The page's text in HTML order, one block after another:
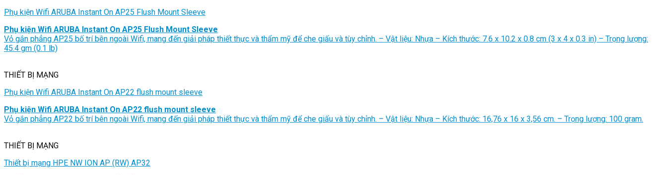
Phụ kiện Wifi ARUBA Instant On AP25 Flush Mount Sleeve
Phụ kiện Wifi ARUBA Instant On AP25 Flush Mount Sleeve
Vỏ gắn phẳng AP25 bố trí bên ngoài Wifi, mang đến giải pháp thiết thực và thẩm mỹ để che giấu và tùy chỉnh. – Vật liệu: Nhựa – Kích thước: 7.6 x 10.2 x 0.8 cm (3 x 4 x 0.3 in) – Trọng lượng:
45.4 gm (0.1 lb)
THIẾT BỊ MẠNG
Phụ kiện Wifi ARUBA Instant On AP22 flush mount sleeve
Phụ kiện Wifi ARUBA Instant On AP22 flush mount sleeve
Vỏ gắn phẳng AP22 bố trí bên ngoài Wifi, mang đến giải pháp thiết thực và thẩm mỹ để che giấu và tùy chỉnh. – Vật liệu: Nhựa – Kích thước: 16,76 x 16 x 3,56 cm. – Trọng lượng: 100 gram.
THIẾT BỊ MẠNG
Thiết bị mạng HPE NW ION AP (RW) AP32